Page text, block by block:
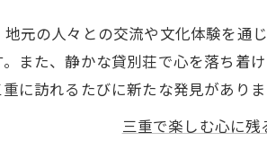
元の人々との交流や文化体験を通
また、静かな貸別荘で心を落ち着
に訪れるたびに新たな発見がありま
三重で楽しむ心に残